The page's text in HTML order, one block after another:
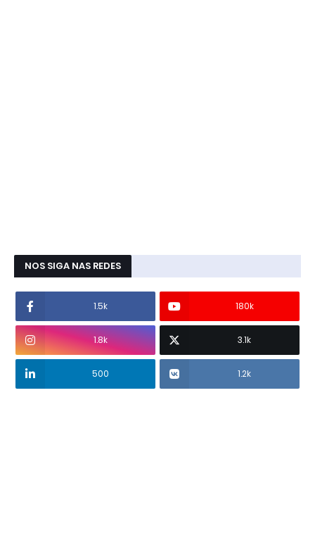
NOS SIGA NAS REDES
1.5k 180k
1.8k 3.1k
500 1.2k